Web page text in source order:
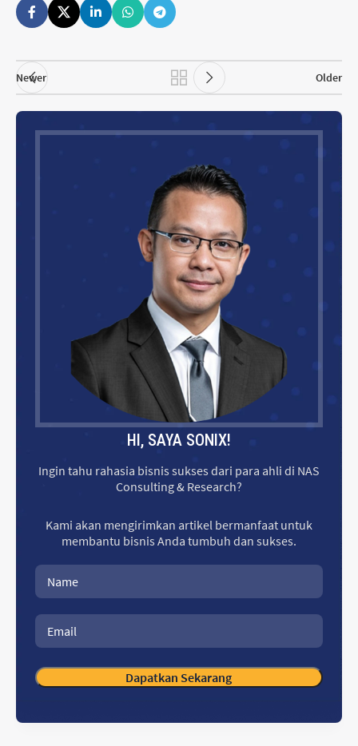
Newer Older
HI, SAYA SONIX!
Ingin tahu rahasia bisnis sukses dari para ahli di NAS
Consulting & Research?
Kami akan mengirimkan artikel bermanfaat untuk
membantu bisnis Anda tumbuh dan sukses.